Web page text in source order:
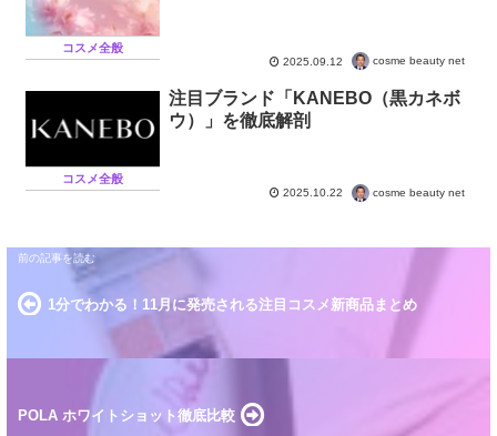
コスメ全般
2025.09.12 cosme beauty net
コスメ全般
注目ブランド「KANEBO（黒カネボ
ウ）」を徹底解剖
2025.10.22 cosme beauty net
1分でわかる！11月に発売される注目コスメ新商品まとめ
POLA ホワイトショット徹底比較